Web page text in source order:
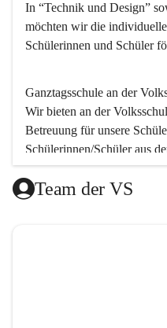
In “Technik und Design”
möchten wir die
Schülerinnen und Schüler
Ganztagsschule an der
Wir bieten an der
Betreuung für unsere
Schülerinnen/Schüler aus
Der Betreuungsteil startet
Team der VS